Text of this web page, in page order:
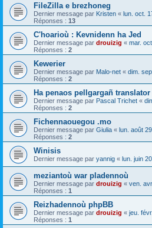
FileZilla e brezhoneg
Dernier message par Kristen « lun. oct.
Réponses : 13
C'hoarioù : Kevnidenn ha Jed
Dernier message par drouizig « mar.
Réponses : 2
Kewerier
Dernier message par Malo-net « dim.
Réponses : 2
Ha penaos pellgargañ
Dernier message par Pascal Trichet «
Réponses : 2
Fichennaouegou .mo
Dernier message par Giulia « lun. août
Réponses : 2
Winisis
Dernier message par yannig « lun. juin
meziantoù war pladennoù
Dernier message par drouizig « ven.
Réponses : 1
Reizhadennoù phpBB
Dernier message par drouizig « jeu.
Réponses : 1